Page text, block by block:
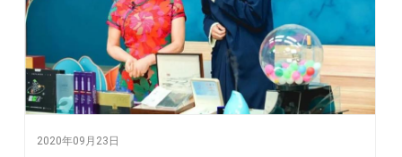
2020年09月23日